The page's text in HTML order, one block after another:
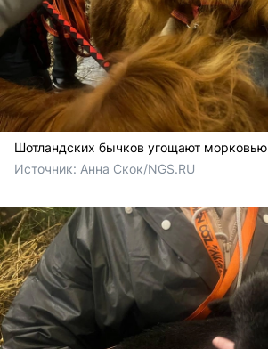
Шотландских бычков угощают морковью
Источник: Анна Скок/NGS.RU